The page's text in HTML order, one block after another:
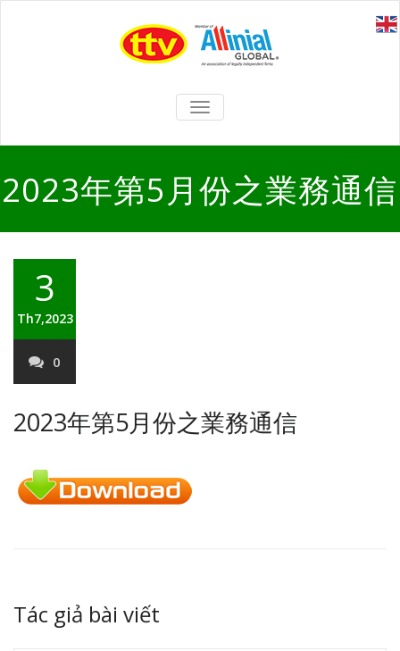
TOGGLE
NAVIGATION
2023年第5月份之業務通信
3
Th7,2023
0
2023年第5月份之業務通信
Tác giả bài viết